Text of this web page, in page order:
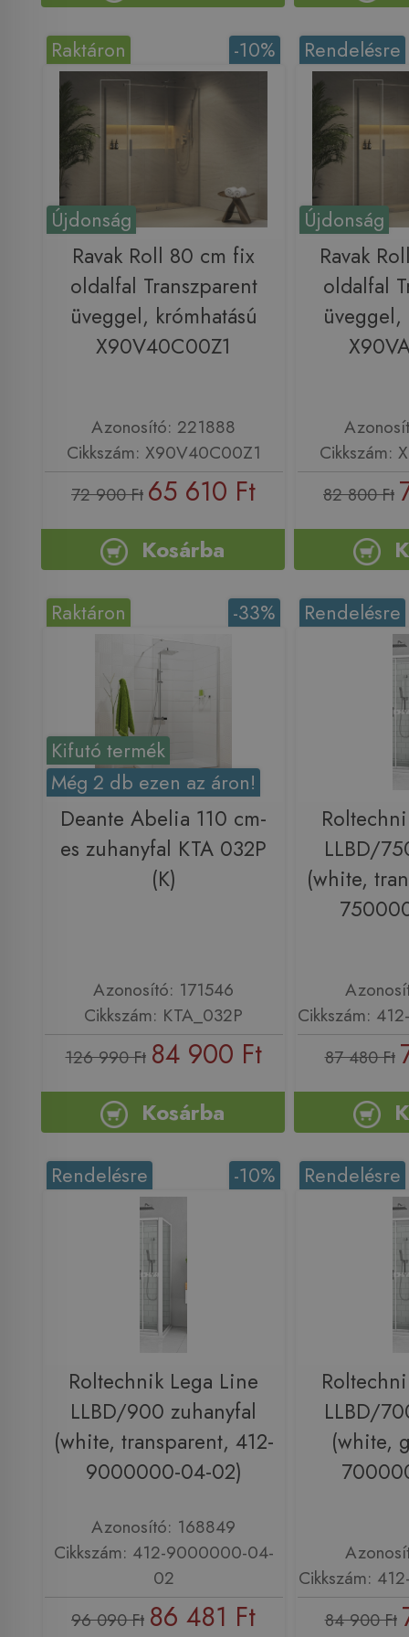
Újdonság
-10%
Raktáron
Ravak Roll 80 cm fix
oldalfal Transzparent
üveggel, krómhatású
X90V40C00Z1
Azonosító: 221888
Cikkszám: X90V40C00Z1
72 900 Ft 65 610 Ft
Kosárba
Újdonság
Rendelésre
Ravak
oldalfal
üveggel,
Cikkszám:
82 800 Ft
Kifutó termék
Még 2 db ezen az áron!
-33%
Raktáron
Deante Abelia 110 cm-
es zuhanyfal KTA 032P
(K)
Azonosító: 171546
Cikkszám: KTA_032P
126 990 Ft 84 900 Ft
Kosárba
Rendelésre
LLBD/
(white,
Cikkszám:
87 480 Ft
-10%
Rendelésre
Roltechnik Lega Line
LLBD/900 zuhanyfal
(white, transparent, 412-
9000000-04-02)
Azonosító: 168849
Cikkszám: 412-9000000-04-
02
96 090 Ft 86 481 Ft
Rendelésre
LLBD/
(white,
Cikkszám:
84 900 Ft